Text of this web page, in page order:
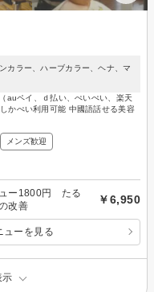
カラー、ハーブカラー、ヘナ、マ
auペイ、ｄ払い、ぺいぺい、楽天
かぺい利用可能 中國語話せる美容
メンズ歓迎
ー1800円 たる
改善
￥6,950
ューを見る
示